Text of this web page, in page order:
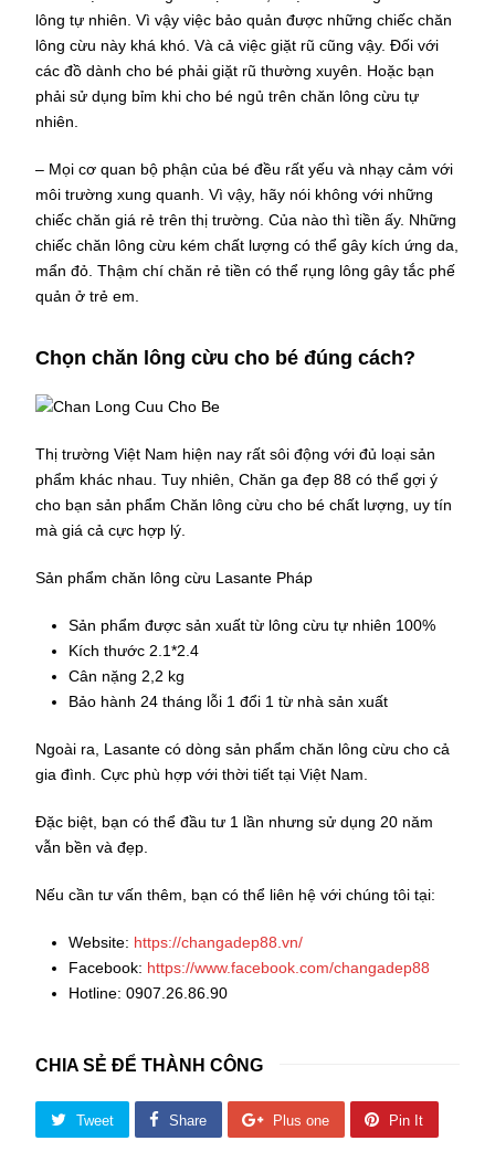
lông tự nhiên. Vì vậy việc bảo quản được những chiếc chăn
lông cừu này khá khó. Và cả việc giặt rũ cũng vậy. Đối với
các đồ dành cho bé phải giặt rũ thường xuyên. Hoặc bạn
phải sử dụng bỉm khi cho bé ngủ trên chăn lông cừu tự
nhiên.
– Mọi cơ quan bộ phận của bé đều rất yếu và nhạy cảm với
môi trường xung quanh. Vì vậy, hãy nói không với những
chiếc chăn giá rẻ trên thị trường. Của nào thì tiền ấy. Những
chiếc chăn lông cừu kém chất lượng có thể gây kích ứng da,
mẩn đỏ. Thậm chí chăn rẻ tiền có thể rụng lông gây tắc phế
quản ở trẻ em.
Chọn chăn lông cừu cho bé đúng cách?
Thị trường Việt Nam hiện nay rất sôi động với đủ loại sản
phẩm khác nhau. Tuy nhiên, Chăn ga đẹp 88 có thể gợi ý
cho bạn sản phẩm Chăn lông cừu cho bé chất lượng, uy tín
mà giá cả cực hợp lý.
Sản phẩm chăn lông cừu Lasante Pháp
Sản phẩm được sản xuất từ lông cừu tự nhiên 100%
Kích thước 2.1*2.4
Cân nặng 2,2 kg
Bảo hành 24 tháng lỗi 1 đổi 1 từ nhà sản xuất
Ngoài ra, Lasante có dòng sản phẩm chăn lông cừu cho cả
gia đình. Cực phù hợp với thời tiết tại Việt Nam.
Đặc biệt, bạn có thể đầu tư 1 lần nhưng sử dụng 20 năm
vẫn bền và đẹp.
Nếu cần tư vấn thêm, bạn có thể liên hệ với chúng tôi tại:
Website: https://changadep88.vn/
Facebook: https://www.facebook.com/changadep88
Hotline: 0907.26.86.90
CHIA SẺ ĐỂ THÀNH CÔNG
Tweet Share Plus one Pin It